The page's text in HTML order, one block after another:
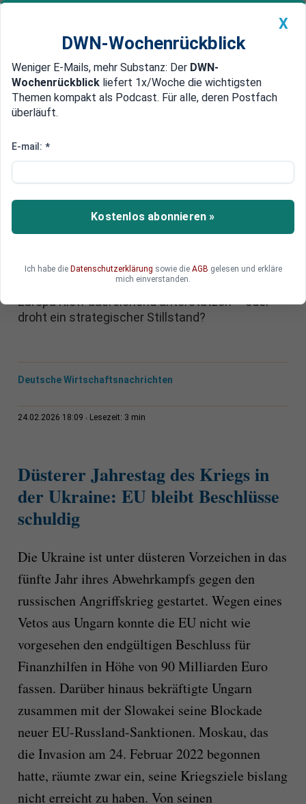
Newsticker MEIN DWN: Geldanlage Premium
Edelmetalle DWN-Magazin China
Düsterer Jahrestag des Ukraine-
Hilfen für die Ukraine
Vier Jahre nach Beginn des russischen
Angriffskriegs steht die Ukraine weiter unter
stockende Militärhilfen und festgefahrene
Verhandlungen verschärfen die Lage. Kann
Europa Kiew ausreichend unterstützen – oder
droht ein strategischer Stillstand?
Deutsche Wirtschaftsnachrichten
24.02.2026 18:09 Lesezeit: 3 min
Düsterer Jahrestag des Kriegs in
der Ukraine: EU bleibt Beschlüsse
schuldig
Die Ukraine ist unter düsteren Vorzeichen in das
fünfte Jahr ihres Abwehrkampfs gegen den
russischen Angriffskrieg gestartet. Wegen eines
Vetos aus Ungarn konnte die EU nicht wie
vorgesehen den endgültigen Beschluss für
Finanzhilfen in Höhe von 90 Milliarden Euro
fassen. Darüber hinaus bekräftigte Ungarn
zusammen mit der Slowakei seine Blockade
neuer EU-Russland-Sanktionen. Moskau, das
die Invasion am 24. Februar 2022 begonnen
hatte, räumte zwar ein, seine Kriegsziele bislang
nicht erreicht zu haben. Von seinen
X
DWN-Wochenrückblick
Weniger E-Mails, mehr Substanz: Der DWN-
Wochenrückblick liefert 1x/Woche die wichtigsten
Themen kompakt als Podcast. Für alle, deren Postfach
überläuft.
E-mail: *
Kostenlos abonnieren »
Ich habe die Datenschutzerklärung sowie die AGB gelesen und erkläre
mich einverstanden.